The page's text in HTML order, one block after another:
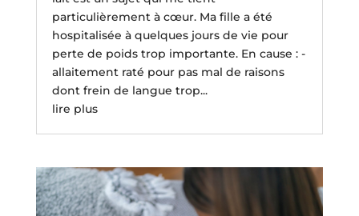
particulièrement à cœur. Ma fille a été
hospitalisée à quelques jours de vie pour
perte de poids trop importante. En cause : -
allaitement raté pour pas mal de raisons
dont frein de langue trop...
lire plus